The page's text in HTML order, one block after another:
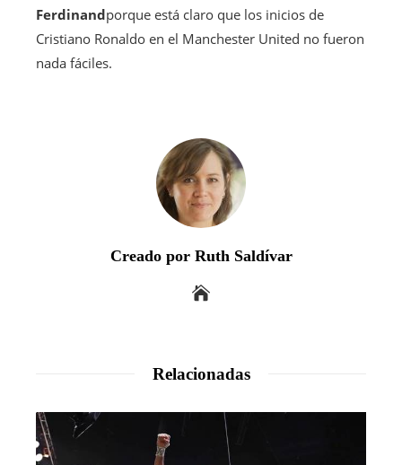
Ferdinandporque está claro que los inicios de
Cristiano Ronaldo en el Manchester United no fueron
nada fáciles.
Creado por Ruth Saldívar
Relacionadas